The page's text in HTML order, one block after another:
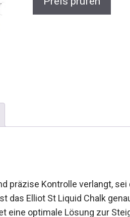
Preis prüfen
präzise Kontrolle verlangt, sei
das Elliot St Liquid Chalk
eine optimale Lösung zur